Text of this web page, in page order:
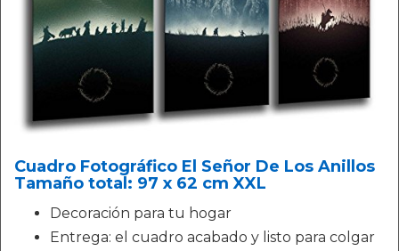
Cuadro Fotográfico El Señor De Los Anillos
Tamaño total: 97 x 62 cm XXL
Decoración para tu hogar
Entrega: el cuadro acabado y listo para colgar